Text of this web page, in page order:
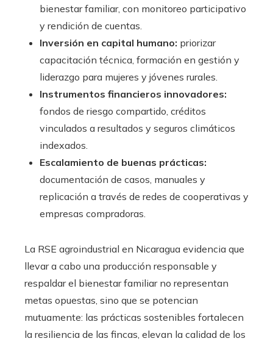
bienestar familiar, con monitoreo participativo
y rendición de cuentas.
Inversión en capital humano: priorizar
capacitación técnica, formación en gestión y
liderazgo para mujeres y jóvenes rurales.
Instrumentos financieros innovadores:
fondos de riesgo compartido, créditos
vinculados a resultados y seguros climáticos
indexados.
Escalamiento de buenas prácticas:
documentación de casos, manuales y
replicación a través de redes de cooperativas y
empresas compradoras.
La RSE agroindustrial en Nicaragua evidencia que
llevar a cabo una producción responsable y
respaldar el bienestar familiar no representan
metas opuestas, sino que se potencian
mutuamente: las prácticas sostenibles fortalecen
la resiliencia de las fincas, elevan la calidad de los